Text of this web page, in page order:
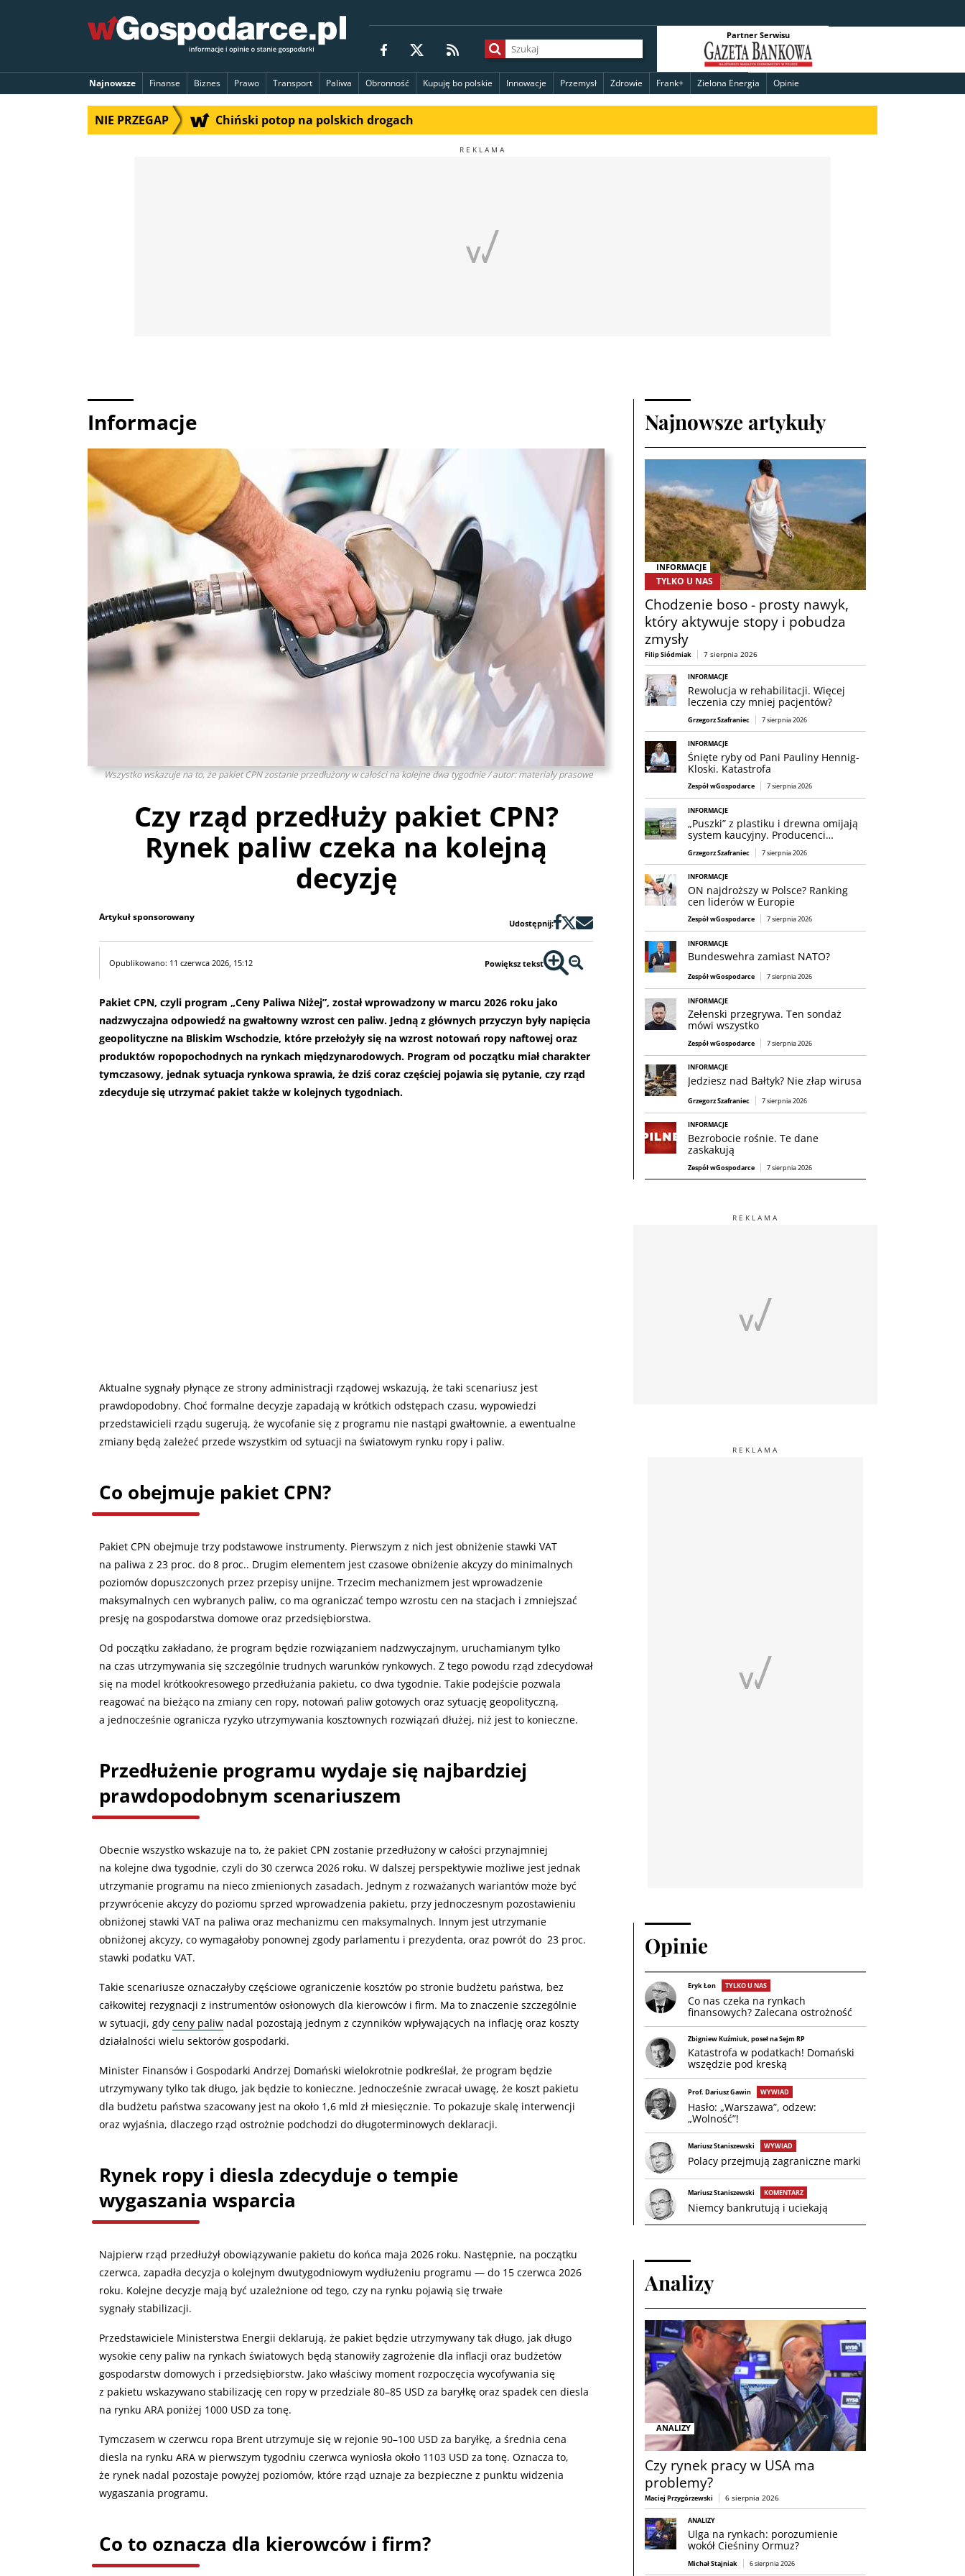
Partner Serwisu
Najnowsze Finanse Biznes Prawo Transport Paliwa Obronność Kupuję bo polskie Innowacje Przemysł Zdrowie Frank+ Zielona Energia Opinie
NIE PRZEGAP Chiński potop na polskich drogach
Informacje
Wszystko wskazuje na to, że pakiet CPN zostanie przedłużony w całości na kolejne dwa tygodnie / autor: materiały prasowe
Czy rząd przedłuży pakiet CPN?
Rynek paliw czeka na kolejną
decyzję
Artykuł sponsorowany
Udostępnij:
Opublikowano: 11 czerwca 2026, 15:12 Powiększ tekst
Pakiet CPN, czyli program „Ceny Paliwa Niżej”, został wprowadzony w marcu 2026 roku jako
nadzwyczajna odpowiedź na gwałtowny wzrost cen paliw. Jedną z głównych przyczyn były napięcia
geopolityczne na Bliskim Wschodzie, które przełożyły się na wzrost notowań ropy naftowej oraz
produktów ropopochodnych na rynkach międzynarodowych. Program od początku miał charakter
tymczasowy, jednak sytuacja rynkowa sprawia, że dziś coraz częściej pojawia się pytanie, czy rząd
zdecyduje się utrzymać pakiet także w kolejnych tygodniach.
Aktualne sygnały płynące ze strony administracji rządowej wskazują, że taki scenariusz jest
prawdopodobny. Choć formalne decyzje zapadają w krótkich odstępach czasu, wypowiedzi
przedstawicieli rządu sugerują, że wycofanie się z programu nie nastąpi gwałtownie, a ewentualne
zmiany będą zależeć przede wszystkim od sytuacji na światowym rynku ropy i paliw.
Co obejmuje pakiet CPN?
Pakiet CPN obejmuje trzy podstawowe instrumenty. Pierwszym z nich jest obniżenie stawki VAT
na paliwa z 23 proc. do 8 proc.. Drugim elementem jest czasowe obniżenie akcyzy do minimalnych
poziomów dopuszczonych przez przepisy unijne. Trzecim mechanizmem jest wprowadzenie
maksymalnych cen wybranych paliw, co ma ograniczać tempo wzrostu cen na stacjach i zmniejszać
presję na gospodarstwa domowe oraz przedsiębiorstwa.
Od początku zakładano, że program będzie rozwiązaniem nadzwyczajnym, uruchamianym tylko
na czas utrzymywania się szczególnie trudnych warunków rynkowych. Z tego powodu rząd zdecydował
się na model krótkookresowego przedłużania pakietu, co dwa tygodnie. Takie podejście pozwala
reagować na bieżąco na zmiany cen ropy, notowań paliw gotowych oraz sytuację geopolityczną,
a jednocześnie ogranicza ryzyko utrzymywania kosztownych rozwiązań dłużej, niż jest to konieczne.
Przedłużenie programu wydaje się najbardziej
prawdopodobnym scenariuszem
Obecnie wszystko wskazuje na to, że pakiet CPN zostanie przedłużony w całości przynajmniej
na kolejne dwa tygodnie, czyli do 30 czerwca 2026 roku. W dalszej perspektywie możliwe jest jednak
utrzymanie programu na nieco zmienionych zasadach. Jednym z rozważanych wariantów może być
przywrócenie akcyzy do poziomu sprzed wprowadzenia pakietu, przy jednoczesnym pozostawieniu
obniżonej stawki VAT na paliwa oraz mechanizmu cen maksymalnych. Innym jest utrzymanie
obniżonej akcyzy, co wymagałoby ponownej zgody parlamentu i prezydenta, oraz powrót do 23 proc.
stawki podatku VAT.
Takie scenariusze oznaczałyby częściowe ograniczenie kosztów po stronie budżetu państwa, bez
całkowitej rezygnacji z instrumentów osłonowych dla kierowców i firm. Ma to znaczenie szczególnie
w sytuacji, gdy ceny paliw nadal pozostają jednym z czynników wpływających na inflację oraz koszty
działalności wielu sektorów gospodarki.
Minister Finansów i Gospodarki Andrzej Domański wielokrotnie podkreślał, że program będzie
utrzymywany tylko tak długo, jak będzie to konieczne. Jednocześnie zwracał uwagę, że koszt pakietu
dla budżetu państwa szacowany jest na około 1,6 mld zł miesięcznie. To pokazuje skalę interwencji
oraz wyjaśnia, dlaczego rząd ostrożnie podchodzi do długoterminowych deklaracji.
Rynek ropy i diesla zdecyduje o tempie
wygaszania wsparcia
Najpierw rząd przedłużył obowiązywanie pakietu do końca maja 2026 roku. Następnie, na początku
czerwca, zapadła decyzja o kolejnym dwutygodniowym wydłużeniu programu — do 15 czerwca 2026
roku. Kolejne decyzje mają być uzależnione od tego, czy na rynku pojawią się trwałe
sygnały stabilizacji.
Przedstawiciele Ministerstwa Energii deklarują, że pakiet będzie utrzymywany tak długo, jak długo
wysokie ceny paliw na rynkach światowych będą stanowiły zagrożenie dla inflacji oraz budżetów
gospodarstw domowych i przedsiębiorstw. Jako właściwy moment rozpoczęcia wycofywania się
z pakietu wskazywano stabilizację cen ropy w przedziale 80–85 USD za baryłkę oraz spadek cen diesla
na rynku ARA poniżej 1000 USD za tonę.
Tymczasem w czerwcu ropa Brent utrzymuje się w rejonie 90–100 USD za baryłkę, a średnia cena
diesla na rynku ARA w pierwszym tygodniu czerwca wyniosła około 1103 USD za tonę. Oznacza to,
że rynek nadal pozostaje powyżej poziomów, które rząd uznaje za bezpieczne z punktu widzenia
wygaszania programu.
Co to oznacza dla kierowców i firm?
Najnowsze artykuły
INFORMACJE
TYLKO U NAS
Chodzenie boso - prosty nawyk,
który aktywuje stopy i pobudza
zmysły
Filip Siódmiak 7 sierpnia 2026
INFORMACJE
Rewolucja w rehabilitacji. Więcej
leczenia czy mniej pacjentów?
Grzegorz Szafraniec 7 sierpnia 2026
INFORMACJE
Śnięte ryby od Pani Pauliny Hennig-
Kloski. Katastrofa
Zespół wGospodarce 7 sierpnia 2026
INFORMACJE
„Puszki” z plastiku i drewna omijają
system kaucyjny. Producenci…
Grzegorz Szafraniec 7 sierpnia 2026
INFORMACJE
ON najdroższy w Polsce? Ranking
cen liderów w Europie
Zespół wGospodarce 7 sierpnia 2026
INFORMACJE
Bundeswehra zamiast NATO?
Zespół wGospodarce 7 sierpnia 2026
INFORMACJE
Zełenski przegrywa. Ten sondaż
mówi wszystko
Zespół wGospodarce 7 sierpnia 2026
INFORMACJE
Jedziesz nad Bałtyk? Nie złap wirusa
Grzegorz Szafraniec 7 sierpnia 2026
INFORMACJE
Bezrobocie rośnie. Te dane
zaskakują
Zespół wGospodarce 7 sierpnia 2026
Opinie
Eryk Łon TYLKO U NAS
Co nas czeka na rynkach
finansowych? Zalecana ostrożność
Zbigniew Kuźmiuk, poseł na Sejm RP
Katastrofa w podatkach! Domański
wszędzie pod kreską
Prof. Dariusz Gawin WYWIAD
Hasło: „Warszawa”, odzew:
„Wolność”!
Mariusz Staniszewski WYWIAD
Polacy przejmują zagraniczne marki
Mariusz Staniszewski KOMENTARZ
Niemcy bankrutują i uciekają
Analizy
ANALIZY
Czy rynek pracy w USA ma
problemy?
Maciej Przygórzewski 6 sierpnia 2026
ANALIZY
Ulga na rynkach: porozumienie
wokół Cieśniny Ormuz?
Michał Stajniak 6 sierpnia 2026